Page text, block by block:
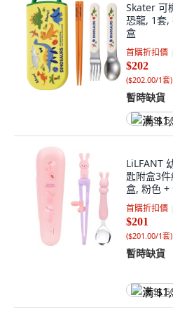
Skater 可
恐龍, 1套,
盒
首購折扣價
$202
($202.00/1套)
暫時缺貨
满
LiLFANT
匙附盒3
盒, 粉色 +
首購折扣價
$201
($201.00/1套)
暫時缺貨
满